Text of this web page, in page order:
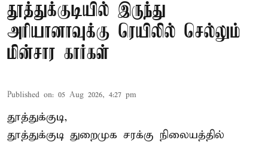
தூத்துக்குடியில் இருந்து
அரியானாவுக்கு ரெயிலில் செல்லும்
மின்சார கார்கள்
Published on: 05 Aug 2026, 4:27 pm
தூத்துக்குடி,
தூத்துக்குடி துறைமுக சரக்கு நிலையத்தில்